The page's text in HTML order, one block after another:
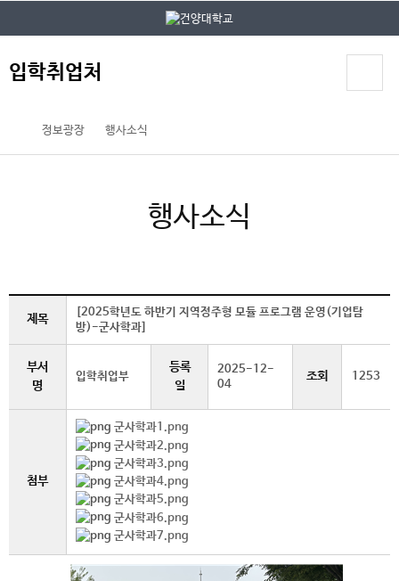
입학취업처
정보광장 행사소식
행사소식
제목
[2025학년도 하반기 지역정주형 모듈 프로그램 운영(기업탐
방)-군사학과]
부서
명
입학취업부
등록
일
2025-12-
04
조회 1253
첨부
군사학과1.png
군사학과2.png
군사학과3.png
군사학과4.png
군사학과5.png
군사학과6.png
군사학과7.png